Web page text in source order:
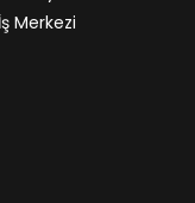
Merkezi